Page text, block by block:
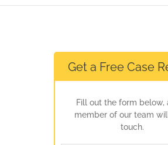
Get a Free Case
Fill out the form below,
member of our team
touch.